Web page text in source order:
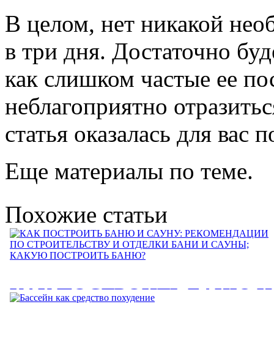
В целом, нет никакой
в три дня. Достаточно
как слишком частые ее
неблагоприятно
статья оказалась для вас
Еще материалы по теме.
Похожие статьи
КАК ПОСТРОИТЬ БАНЮ И